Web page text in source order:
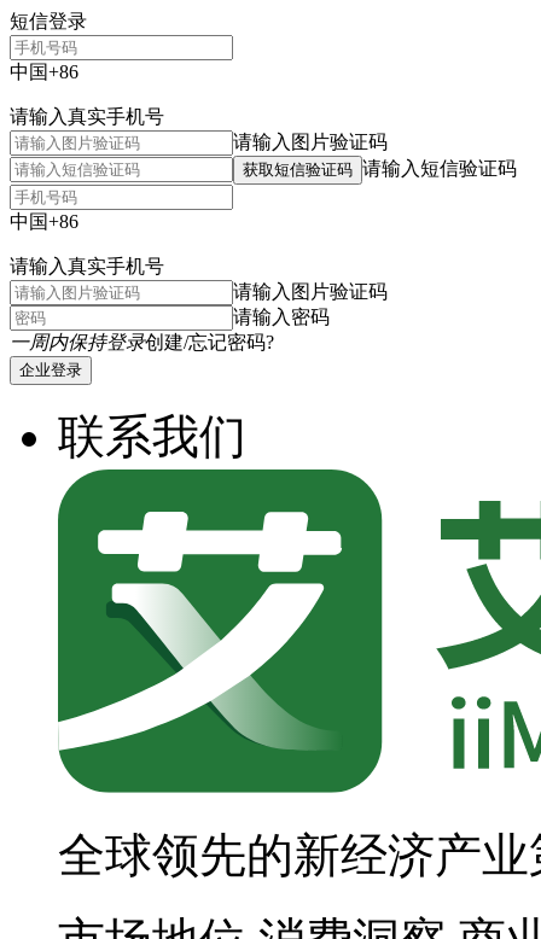
短信登录
中国+86
请输入真实手机号
请输入图片验证码
获取短信验证码 请输入短信验证码
中国+86
请输入真实手机号
请输入图片验证码
请输入密码
一周内保持登录创建/忘记密码?
企业登录
联系我们
全球领先的新经济产